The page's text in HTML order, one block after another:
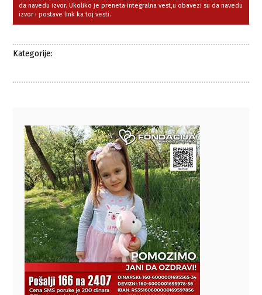
da navedu izvor. Ukoliko je preneta integralna vest,u obavezi su da navedu
izvor i postave link ka toj vesti.
Kategorije: